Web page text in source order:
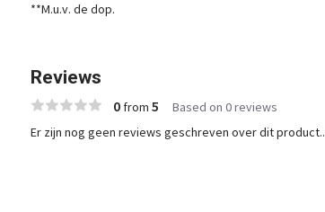
**M.u.v. de dop.
Reviews
0from 5 Based on 0 reviews
Er zijn nog geen reviews geschreven over dit product..